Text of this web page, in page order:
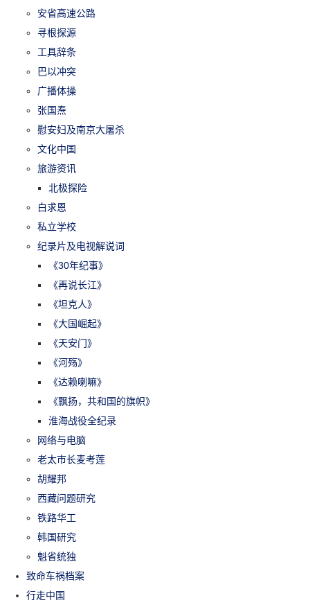
安省高速公路
寻根探源
工具辞条
巴以冲突
广播体操
张国焘
慰安妇及南京大屠杀
文化中国
旅游资讯
北极探险
白求恩
私立学校
纪录片及电视解说词
《30年纪事》
《再说长江》
《坦克人》
《大国崛起》
《天安门》
《河殇》
《达赖喇嘛》
《飘扬，共和国的旗帜》
淮海战役全纪录
网络与电脑
老太市长麦考莲
胡耀邦
西藏问题研究
铁路华工
韩国研究
魁省统独
致命车祸档案
行走中国